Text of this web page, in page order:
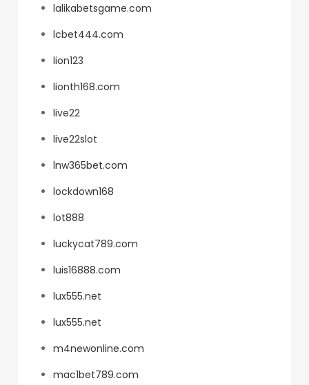
lalikabetsgame.com
lcbet444.com
lion123
lionth168.com
live22
live22slot
lnw365bet.com
lockdown168
lot888
luckycat789.com
luis16888.com
lux555.net
lux555.net
m4newonline.com
mac1bet789.com